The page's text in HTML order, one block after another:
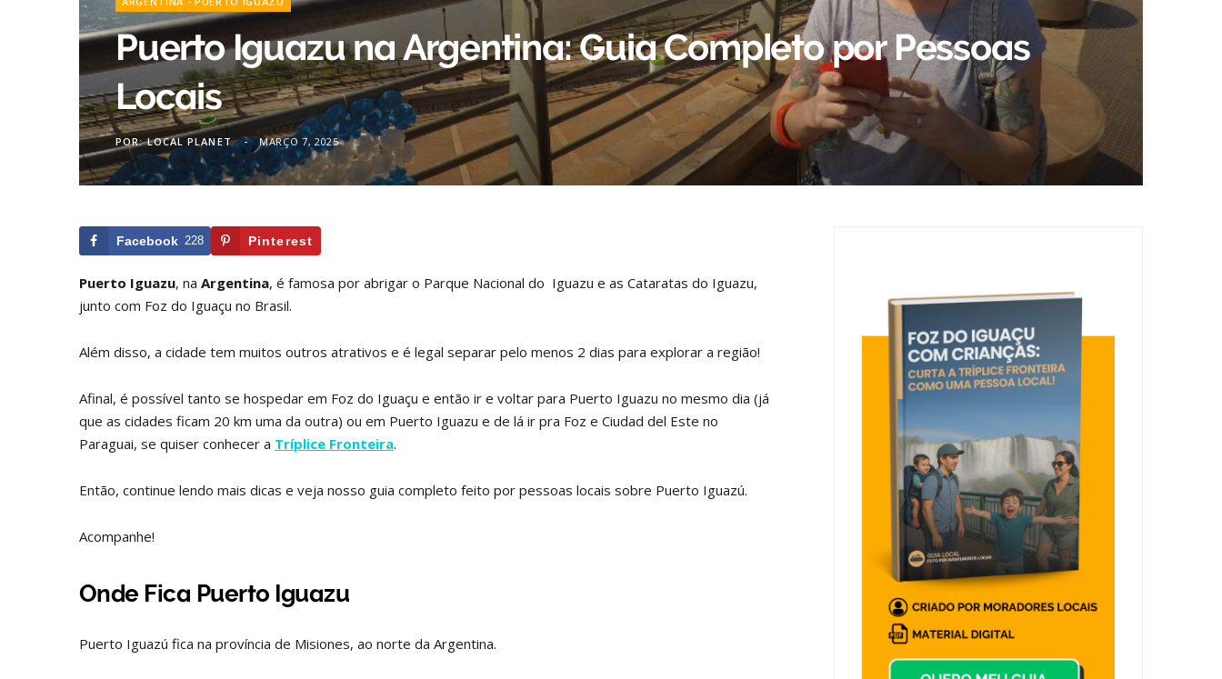
Puerto Iguazu na Argentina: Guia Completo por Pessoas
Locais
POR:LOCAL PLANET MARÇO 7, 2025
Facebook 228 Pinterest
Puerto Iguazu, na Argentina, é famosa por abrigar o Parque Nacional do Iguazu e as Cataratas do Iguazu,
junto com Foz do Iguaçu no Brasil.
Além disso, a cidade tem muitos outros atrativos e é legal separar pelo menos 2 dias para explorar a região!
Afinal, é possível tanto se hospedar em Foz do Iguaçu e então ir e voltar para Puerto Iguazu no mesmo dia (já
que as cidades ficam 20 km uma da outra) ou em Puerto Iguazu e de lá ir pra Foz e Ciudad del Este no
Paraguai, se quiser conhecer a Tríplice Fronteira.
Então, continue lendo mais dicas e veja nosso guia completo feito por pessoas locais sobre Puerto Iguazú.
Acompanhe!
Onde Fica Puerto Iguazu
Puerto Iguazú fica na província de Misiones, ao norte da Argentina.